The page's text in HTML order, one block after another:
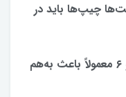
چیپ‌ها باید در
قرار گرفتن چیپ‌ها در موقعیت ۱۲ و ۶ معمولاً باعث به‌هم